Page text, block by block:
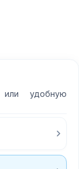
удобную